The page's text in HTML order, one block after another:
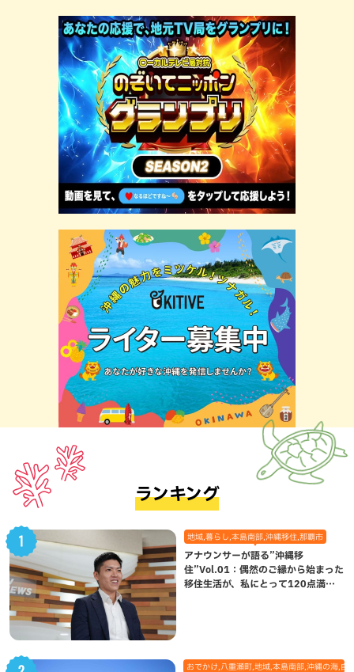
ランキング
地域,暮らし,本島南部,沖縄移住,那覇市
アナウンサーが語る”沖縄移
住”Vol.01：偶然のご縁から始まった
移住生活が、私にとって120点満点
おでかけ,八重瀬町,地域,本島南部,沖縄の海,自